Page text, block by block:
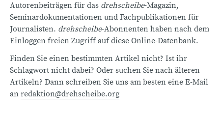
Autorenbeiträgen für das drehscheibe-Magazin,
Seminardokumentationen und Fachpublikationen für
Journalisten. drehscheibe-Abonnenten haben nach dem
Einloggen freien Zugriff auf diese Online-Datenbank.
Finden Sie einen bestimmten Artikel nicht? Ist ihr
Schlagwort nicht dabei? Oder suchen Sie nach älteren
Artikeln? Dann schreiben Sie uns am besten eine E-Mail
an redaktion@drehscheibe.org